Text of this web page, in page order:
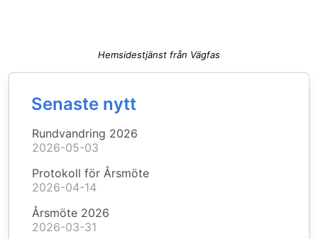
Hemsidestjänst från Vägfas
Senaste nytt
Rundvandring 2026
2026-05-03
Protokoll för Årsmöte
2026-04-14
Årsmöte 2026
2026-03-31